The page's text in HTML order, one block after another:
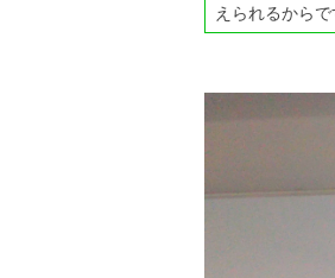
えられるからで